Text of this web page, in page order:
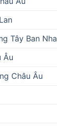
Tây Ban Nha
Âu
Châu Âu